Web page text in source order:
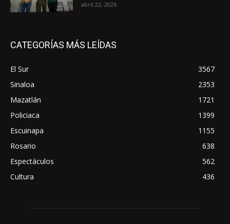
abril 22, 2026
CATEGORÍAS MÁS LEÍDAS
El Sur
3567
Sinaloa
2353
Mazatlán
1721
Policiaca
1399
Escuinapa
1155
Rosario
638
Espectáculos
562
Cultura
436